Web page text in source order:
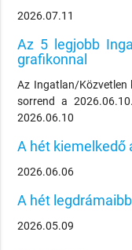
2026.07.11
Az 5 legjobb
grafikonnal
Az Ingatlan/Közvetlen
sorrend a
2026.06.10
A hét kiemelkedő
2026.06.06
A hét
2026.05.09